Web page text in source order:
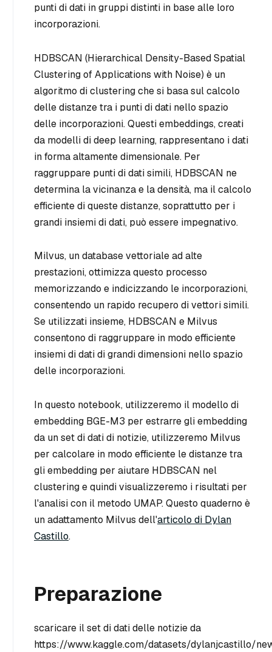
punti di dati in gruppi distinti in base alle loro
incorporazioni.
HDBSCAN (Hierarchical Density-Based Spatial
Clustering of Applications with Noise) è un
algoritmo di clustering che si basa sul calcolo
delle distanze tra i punti di dati nello spazio
delle incorporazioni. Questi embeddings, creati
da modelli di deep learning, rappresentano i dati
in forma altamente dimensionale. Per
raggruppare punti di dati simili, HDBSCAN ne
determina la vicinanza e la densità, ma il calcolo
efficiente di queste distanze, soprattutto per i
grandi insiemi di dati, può essere impegnativo.
Milvus, un database vettoriale ad alte
prestazioni, ottimizza questo processo
memorizzando e indicizzando le incorporazioni,
consentendo un rapido recupero di vettori simili.
Se utilizzati insieme, HDBSCAN e Milvus
consentono di raggruppare in modo efficiente
insiemi di dati di grandi dimensioni nello spazio
delle incorporazioni.
In questo notebook, utilizzeremo il modello di
embedding BGE-M3 per estrarre gli embedding
da un set di dati di notizie, utilizzeremo Milvus
per calcolare in modo efficiente le distanze tra
gli embedding per aiutare HDBSCAN nel
clustering e quindi visualizzeremo i risultati per
l'analisi con il metodo UMAP. Questo quaderno è
un adattamento Milvus dell'articolo di Dylan
Castillo.
Preparazione
scaricare il set di dati delle notizie da
https://www.kaggle.com/datasets/dylanjcastillo/